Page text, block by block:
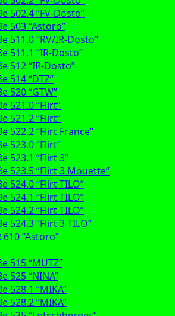
502.4 “FV-Dosto”
503 “Astoro”
511.0 “RV/IR-Dosto”
511.1 “IR-Dosto”
512 “IR-Dosto”
514 “DTZ”
520 “GTW”
521.0 “Flirt”
521.2 “Flirt”
522.2 “Flirt France”
523.0 “Flirt”
523.1 “Flirt 3”
523.5 “Flirt 3 Mouette”
524.0 “Flirt TILO”
524.1 “Flirt TILO”
524.2 “Flirt TILO”
524.3 “Flirt 3 TILO”
610 “Astoro”
515 “MUTZ”
525 “NINA”
528.1 “MIKA”
528.2 “MIKA”